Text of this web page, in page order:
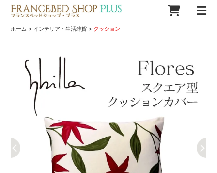
ホーム > インテリア・生活雑貨 > クッション